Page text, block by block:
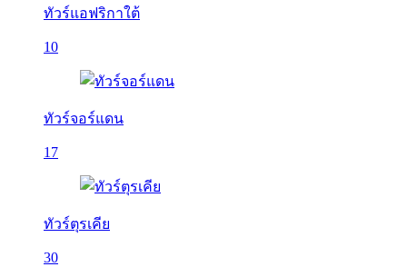
ทัวร์แอฟริกาใต้
10
ทัวร์จอร์แดน
17
ทัวร์ตุรเคีย
30